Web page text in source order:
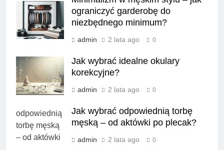
ograniczyć garderobę do
niezbędnego minimum?
admin 2 lata ago 0
Jak wybrać idealne okulary
korekcyjne?
admin 2 lata ago 0
Jak wybrać odpowiednią torbę
męską – od aktówki po plecak?
admin 2 lata ago 0